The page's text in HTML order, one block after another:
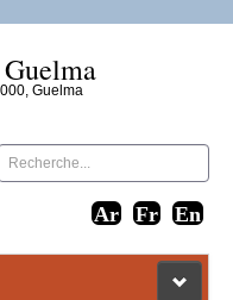
Guelma